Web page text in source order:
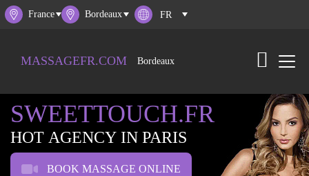
France Bordeaux
MASSAGEFR.COM Bordeaux
SWEETTOUCH.FR
HOT AGENCY IN PARIS
BOOK MASSAGE ONLINE